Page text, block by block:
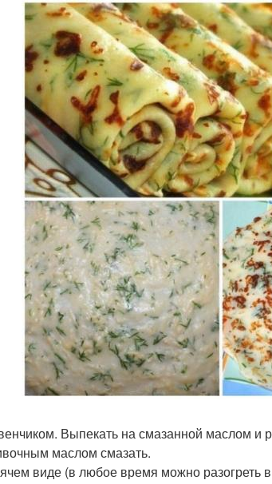
Выпекать на смазанной маслом и
маслом смазать.
виде (в любое время можно разогреть